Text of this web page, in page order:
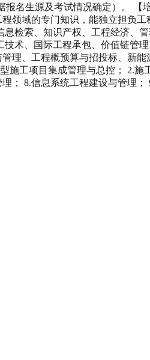
名生源及考试情况确定）。
领域的专门知识，能独立担负
检索、知识产权、工程经济
术、国际工程承包、价值链管
理、工程概预算与招投标、新
施工项目集成管理与总控； 2.
； 8.信息系统工程建设与管理